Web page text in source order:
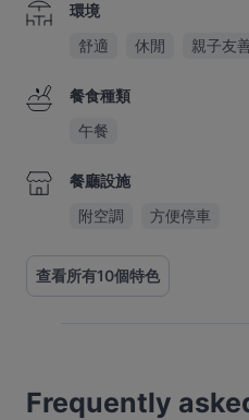
環境
舒適
休閒 親子友
餐食種類
午餐
餐廳設施
附空調
方便停車
查看所有10個特色
Frequently